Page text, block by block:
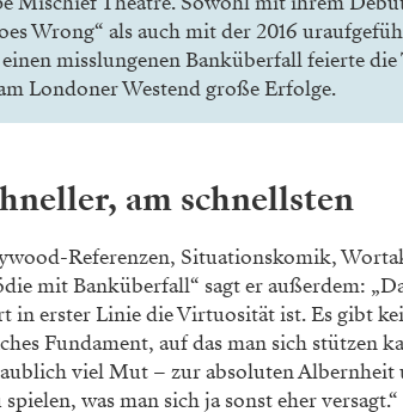
Wrong“ als auch mit der 2016
misslungenen Banküberfall feierte die
Londoner Westend große Erfolge.
am schnellsten
Referenzen, Situationskomik,
mit Banküberfall“ sagt er außerdem:
in erster Linie die Virtuosität ist. Es gibt
Fundament, auf das man sich stützen
viel Mut – zurabsoluten Albernheit
was man sich ja sonst eher versagt.“